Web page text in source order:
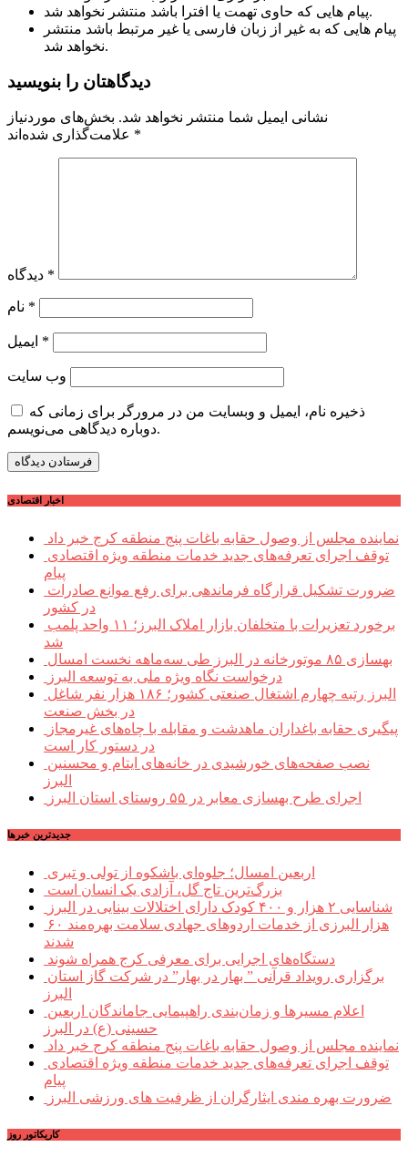
پیام هایی که حاوی تهمت یا افترا باشد منتشر نخواهد شد.
پیام هایی که به غیر از زبان فارسی یا غیر مرتبط باشد منتشر
نخواهد شد.
دیدگاهتان را بنویسید
نشانی ایمیل شما منتشر نخواهد شد. بخش‌های موردنیاز
*
*
*
*
وب‌ سایت
ذخیره نام، ایمیل و وبسایت من در مرورگر برای زمانی که
دوباره دیدگاهی می‌نویسم.
اخبار اقتصادی
نماینده مجلس از وصول حقابه باغات پنج منطقه کرج خبر داد
پیام
در کشور
شد
بهسازی ۸۵ موتورخانه در البرز طی سه‌ماهه نخست امسال
درخواست نگاه ویژه ملی به توسعه البرز
در بخش صنعت
در دستور کار است
البرز
اجرای طرح بهسازی معابر در ۵۵ روستای استان البرز
جديدترين خبرها
اربعین امسال؛ جلوه‌ای باشکوه از تولی و تبری
بزرگ‌ترین تاج گل، آزادی یک انسان است
شناسایی ۲ هزار و ۴۰۰ کودک دارای اختلالات بینایی در البرز
۶۰ هزار البرزی از خدمات اردوهای جهادی سلامت بهره‌مند
شدند
دستگاه‌های اجرایی برای معرفی کرج همراه شوند
البرز
حسینی (ع) در البرز
نماینده مجلس از وصول حقابه باغات پنج منطقه کرج خبر داد
پیام
ضرورت بهره مندی ایثارگران از ظرفیت های ورزشی البرز
کاریکاتور روز